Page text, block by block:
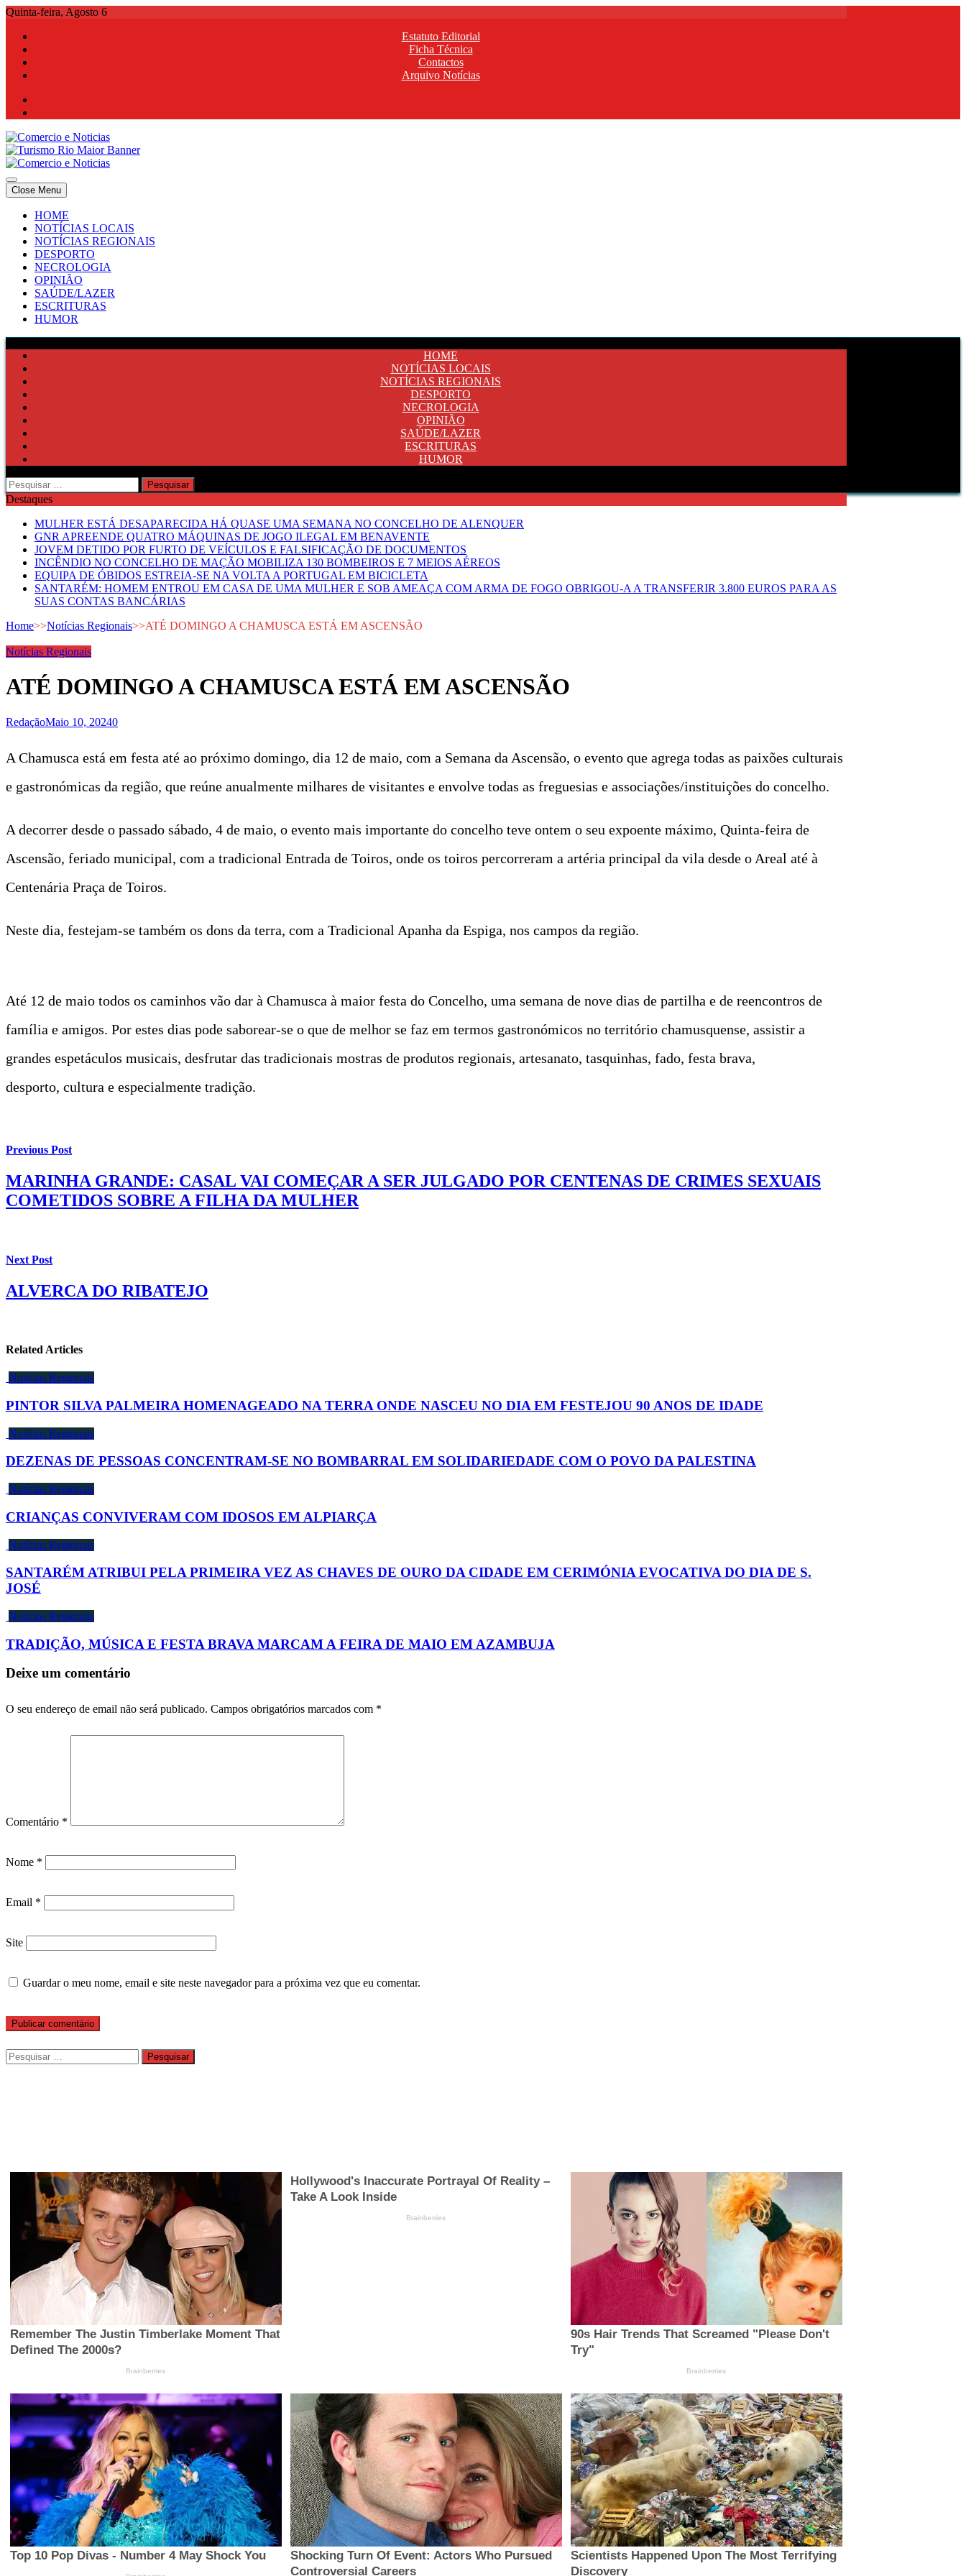
Skip
content
Quinta-feira, Agosto 6
Estatuto Editorial
Ficha Técnica
Contactos
Arquivo Notícias
Comercio e Noticias
Notícias e Publicidade Online
Comercio e Noticias
Notícias e Publicidade Online
Close Menu
HOME
NOTÍCIAS LOCAIS
NOTÍCIAS REGIONAIS
DESPORTO
NECROLOGIA
OPINIÃO
SAÚDE/LAZER
ESCRITURAS
HUMOR
HOME
NOTÍCIAS LOCAIS
NOTÍCIAS REGIONAIS
DESPORTO
NECROLOGIA
OPINIÃO
SAÚDE/LAZER
ESCRITURAS
HUMOR
Pesquisar
por:
Destaques
MULHER ESTÁ DESAPARECIDA HÁ QUASE UMA SEMANA NO CONCELHO DE ALENQUER
GNR APREENDE QUATRO MÁQUINAS DE JOGO ILEGAL EM BENAVENTE
JOVEM DETIDO POR FURTO DE VEÍCULOS E FALSIFICAÇÃO DE DOCUMENTOS
INCÊNDIO NO CONCELHO DE MAÇÃO MOBILIZA 130 BOMBEIROS E 7 MEIOS AÉREOS
EQUIPA DE ÓBIDOS ESTREIA-SE NA VOLTA A PORTUGAL EM BICICLETA
SANTARÉM: HOMEM ENTROU EM CASA DE UMA MULHER E SOB AMEAÇA COM ARMA DE FOGO OBRIGOU-A A TRANSFERIR 3.800 EUROS PARA AS
SUAS CONTAS BANCÁRIAS
Home>>Notícias Regionais>>ATÉ DOMINGO A CHAMUSCA ESTÁ EM ASCENSÃO
Notícias Regionais
ATÉ DOMINGO A CHAMUSCA ESTÁ EM ASCENSÃO
RedaçãoMaio 10, 20240
A Chamusca está em festa até ao próximo domingo, dia 12 de maio, com a Semana da Ascensão, o evento que agrega todas as paixões culturais
e gastronómicas da região, que reúne anualmente milhares de visitantes e envolve todas as freguesias e associações/instituições do concelho.
A decorrer desde o passado sábado, 4 de maio, o evento mais importante do concelho teve ontem o seu expoente máximo, Quinta-feira de
Ascensão, feriado municipal, com a tradicional Entrada de Toiros, onde os toiros percorreram a artéria principal da vila desde o Areal até à
Centenária Praça de Toiros.
Neste dia, festejam-se também os dons da terra, com a Tradicional Apanha da Espiga, nos campos da região.
Até 12 de maio todos os caminhos vão dar à Chamusca à maior festa do Concelho, uma semana de nove dias de partilha e de reencontros de
família e amigos. Por estes dias pode saborear-se o que de melhor se faz em termos gastronómicos no território chamusquense, assistir a
grandes espetáculos musicais, desfrutar das tradicionais mostras de produtos regionais, artesanato, tasquinhas, fado, festa brava,
desporto, cultura e especialmente tradição.
Previous Post
MARINHA GRANDE: CASAL VAI COMEÇAR A SER JULGADO POR CENTENAS DE CRIMES SEXUAIS
COMETIDOS SOBRE A FILHA DA MULHER
Next Post
ALVERCA DO RIBATEJO
Related Articles
Notícias Regionais
PINTOR SILVA PALMEIRA HOMENAGEADO NA TERRA ONDE NASCEU NO DIA EM FESTEJOU 90 ANOS DE IDADE
Notícias Regionais
DEZENAS DE PESSOAS CONCENTRAM-SE NO BOMBARRAL EM SOLIDARIEDADE COM O POVO DA PALESTINA
Notícias Regionais
CRIANÇAS CONVIVERAM COM IDOSOS EM ALPIARÇA
Notícias Regionais
SANTARÉM ATRIBUI PELA PRIMEIRA VEZ AS CHAVES DE OURO DA CIDADE EM CERIMÓNIA EVOCATIVA DO DIA DE S.
JOSÉ
Notícias Regionais
TRADIÇÃO, MÚSICA E FESTA BRAVA MARCAM A FEIRA DE MAIO EM AZAMBUJA
Deixe um comentário
O seu endereço de email não será publicado. Campos obrigatórios marcados com *
Comentário *
Nome *
Email *
Site
Guardar o meu nome, email e site neste navegador para a próxima vez que eu comentar.
Pesquisar
por: